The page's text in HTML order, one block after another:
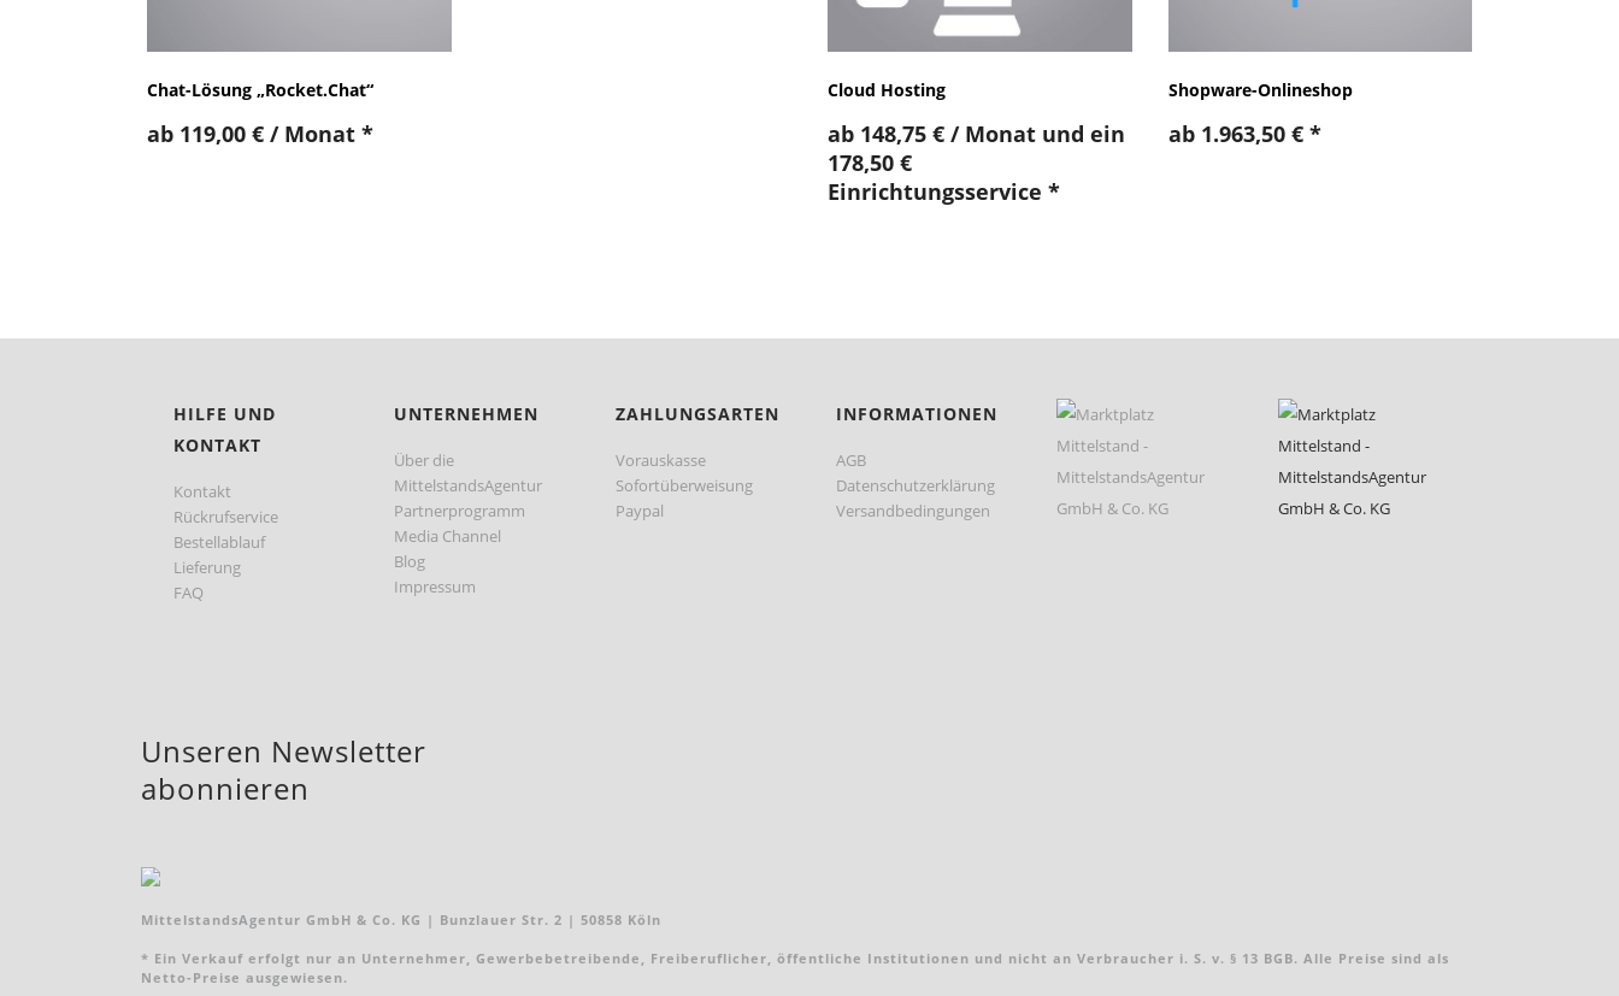
Chat-Lösung „Rocket.Chat“
ab 119,00 € / Monat *
Cloud Hosting
ab 148,75 € / Monat und ein
178,50 €
Einrichtungsservice *
Shopware-Onlineshop
ab 1.963,50 €*
HILFE UND
KONTAKT
Kontakt
Rückrufservice
Bestellablauf
Lieferung
FAQ
UNTERNEHMEN
Über die
MittelstandsAgentur
Partnerprogramm
Media Channel
Blog
Impressum
ZAHLUNGSARTEN
Vorauskasse
Sofortüberweisung
Paypal
INFORMATIONEN
AGB
Datenschutzerklärung
Versandbedingungen
Unseren Newsletter
abonnieren
MittelstandsAgentur GmbH & Co. KG | Bunzlauer Str. 2 | 50858 Köln
* Ein Verkauf erfolgt nur an Unternehmer, Gewerbebetreibende, Freiberuflicher, öffentliche Institutionen und nicht an Verbraucher i. S. v. § 13 BGB. Alle Preise sind als
Netto-Preise ausgewiesen.